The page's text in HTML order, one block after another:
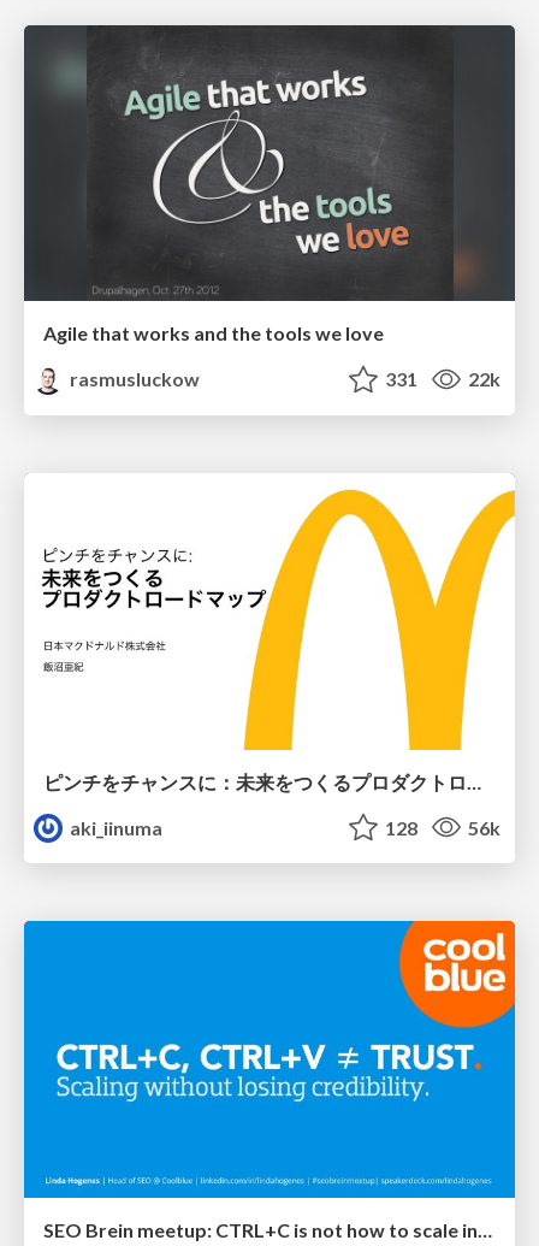
Agile that works and the tools we love
rasmusluckow
331 22k
aki_iinuma
128 56k
SEO Brein meetup: CTRL+C is not how to scale international SEO